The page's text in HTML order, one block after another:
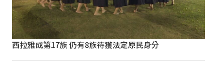
西拉雅成第17族 仍有8族待獲法定原民身分